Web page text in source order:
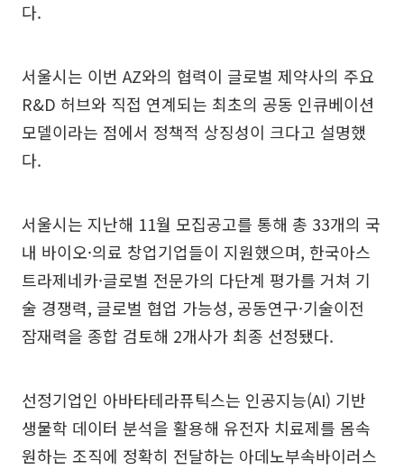
다.
서울시는 이번 AZ와의 협력이 글로벌 제약사의 주요
R&D 허브와 직접 연계되는 최초의 공동 인큐베이션
모델이라는 점에서 정책적 상징성이 크다고 설명했
다.
서울시는 지난해 11월 모집공고를 통해 총 33개의 국
내 바이오·의료 창업기업들이 지원했으며, 한국아스
트라제네카·글로벌 전문가의 다단계 평가를 거쳐 기
술 경쟁력, 글로벌 협업 가능성, 공동연구·기술이전
잠재력을 종합 검토해 2개사가 최종 선정됐다.
선정기업인 아바타테라퓨틱스는 인공지능(AI) 기반
생물학 데이터 분석을 활용해 유전자 치료제를 몸속
원하는 조직에 정확히 전달하는 아데노부속바이러스